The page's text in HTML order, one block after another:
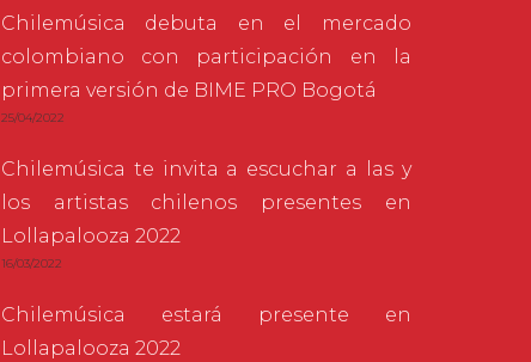
Chilemúsica debuta en el mercado
colombiano con participación en la
primera versión de BIME PRO Bogotá
25/04/2022
Chilemúsica te invita a escuchar a las y
los artistas chilenos presentes en
Lollapalooza 2022
16/03/2022
Chilemúsica estará presente en
Lollapalooza 2022